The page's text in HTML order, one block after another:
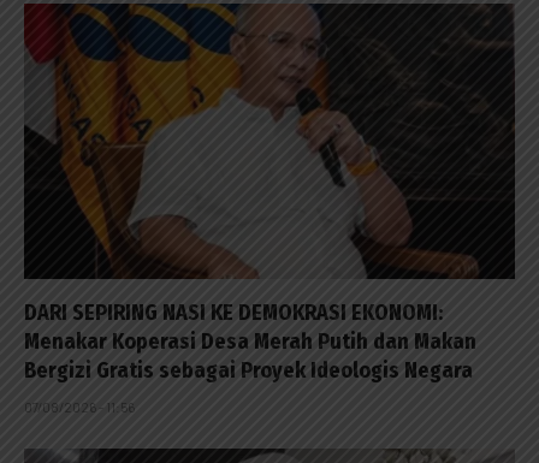
DARI SEPIRING NASI KE DEMOKRASI EKONOMI:
Menakar Koperasi Desa Merah Putih dan Makan
Bergizi Gratis sebagai Proyek Ideologis Negara
07/08/2026 - 11:56